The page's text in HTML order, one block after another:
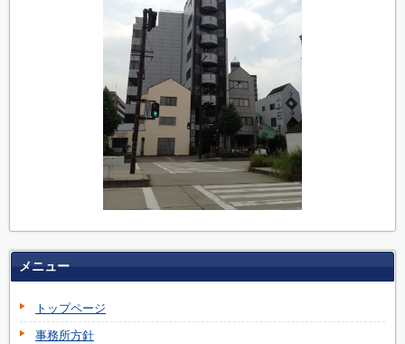
メニュー
トップページ
事務所方針